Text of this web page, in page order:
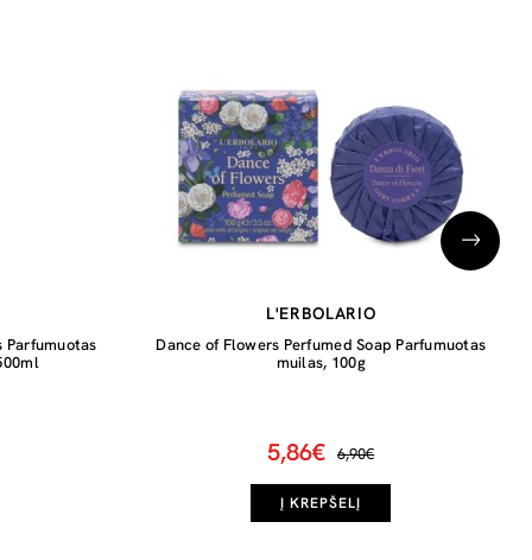
Parfumuotas
L'ERBOLARIO
Dance of Flowers Perfumed Soap Parfumuotas
muilas, 100g
5,86€ 6,90€
Į KREPŠELĮ